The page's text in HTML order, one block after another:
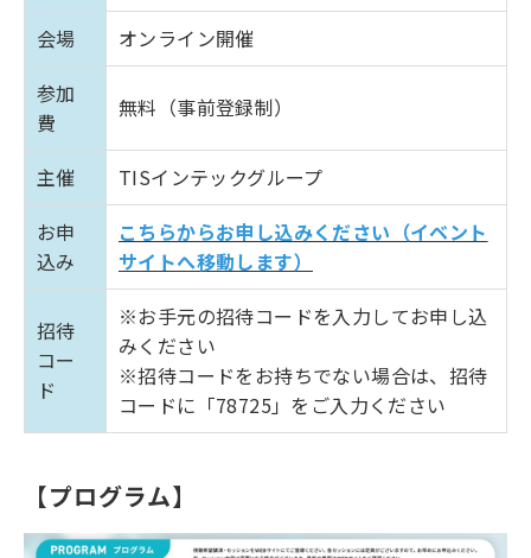
会場
オンライン開催
参加
費
無料（事前登録制）
主催
TISインテックグループ
お申
込み
こちらからお申し込みください（イベント
サイトへ移動します）
招待
コー
ド
※お手元の招待コードを入力してお申し込
みください
※招待コードをお持ちでない場合は、招待
コードに「78725」をご入力ください
【プログラム】